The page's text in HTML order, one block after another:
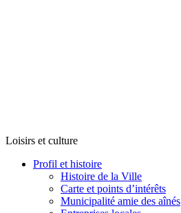
Loisirs et culture
Profil et histoire
Histoire de la Ville
Carte et points d’intérêts
Municipalité amie des aînés